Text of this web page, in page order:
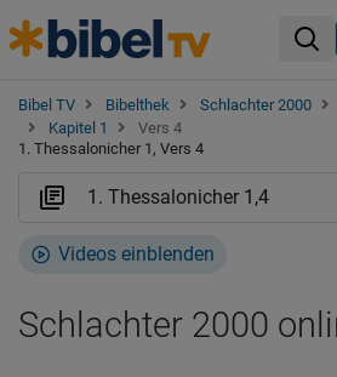
Bibel TV Bibelthek Schlachter 2000
Kapitel 1
Vers 4
1. Thessalonicher 1, Vers 4
Videos einblenden
Schlachter 2000